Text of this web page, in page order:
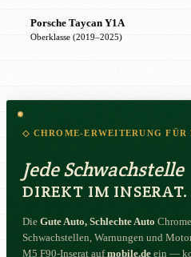
Porsche Taycan Y1A
Oberklasse (2019–2025)
◇ CHROME-ERWEITERUNG FÜR
Jede Schwachstelle
DIREKT IM INSERAT.
Die Gute Auto, Schlechte Auto
Schwachstellen, Warnungen und
M5 F90-Inserat aufmobile.de ein —